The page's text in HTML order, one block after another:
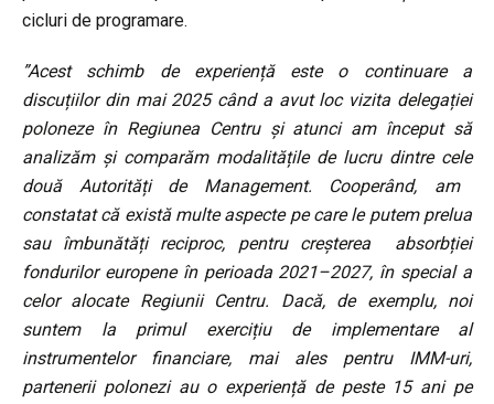
cicluri de programare.
”Acest schimb de experiență este o continuare a
discuțiilor din mai 2025 când a avut loc vizita delegației
poloneze în Regiunea Centru și atunci am început să
analizăm și comparăm modalitățile de lucru dintrecele
două Autorități de Management. Cooperând, am
constatat că există multe aspecte pe care le putem prelua
sau îmbunătăți reciproc, pentru creșterea absorbției
fondurilor europene în perioada 2021–2027, în special a
celor alocate Regiunii Centru.
Dacă, de exemplu, noi
suntem la primul exercițiu de implementare al
instrumentelor financiare, mai ales pentru IMM-uri,
partenerii polonezi au o experiență de peste 15 ani pe